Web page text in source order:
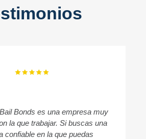
Bonds es una empresa muy
la que trabajar. Si buscas una
confiable en la que puedas